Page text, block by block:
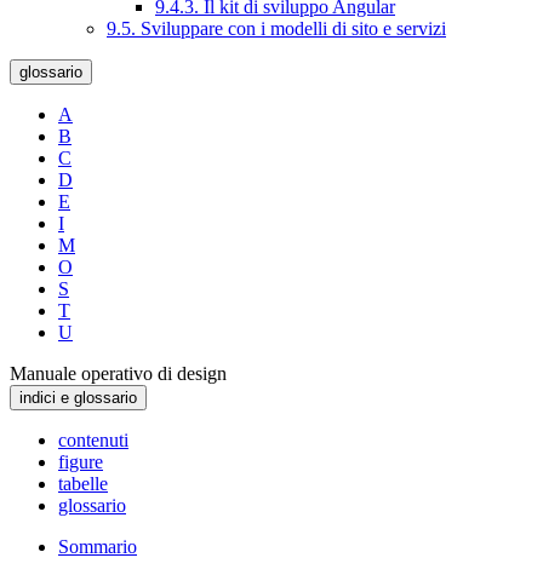
9.4.3. Il kit di sviluppo Angular
9.5. Sviluppare con i modelli di sito e servizi
glossario
A
B
C
D
E
I
M
O
S
T
U
Manuale operativo di design
indici e glossario
contenuti
figure
tabelle
glossario
Sommario